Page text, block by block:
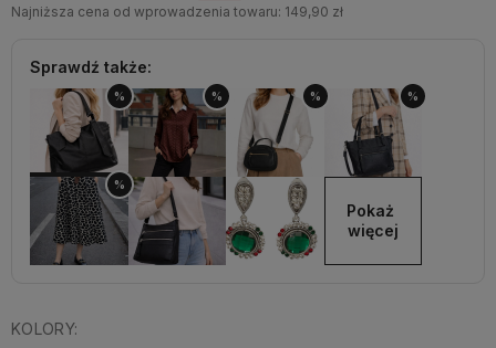
Najniższa cena od wprowadzenia towaru: 149,90 zł
Sprawdź także:
% % % %
%
Pokaż
więcej
KOLORY: